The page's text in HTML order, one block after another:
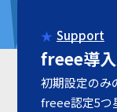
Support
freee導
初期設定のみ
freee認定5つ